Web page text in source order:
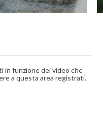
in funzione dei video che
a questa area registrati.